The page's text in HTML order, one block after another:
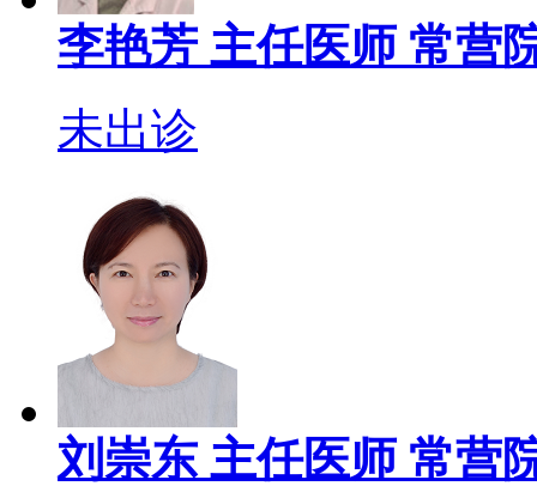
李艳芳 主任医师 常营
未出诊
刘崇东 主任医师 常营